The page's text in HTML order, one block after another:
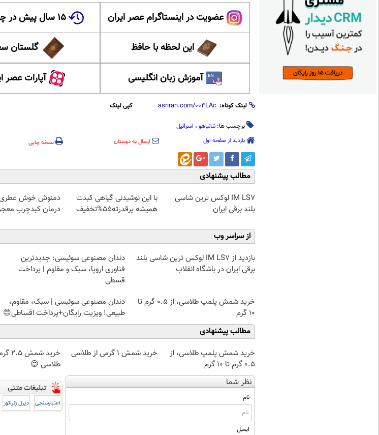
عضویت در اینستاگرام عصر ایران ۱۵ سال پیش در چنین روزی
این لحظه با حافظ گلستان
آموزش زبان انگلیسی آپارات عصر
لینک کوتاه: کپی لینک
برچسب ها: نتانیاهو ، اسرائیل
بازدید از صفحه اول ارسال به دوستان نسخه چاپی
مطالب پیشنهادی
IM LS7 لوکس ترین شاسی
بلند برقی ایران
با این نوشیدنی گیاهی کبدت
همیشه پرقدرته55%تخفیف
دمنوش خوش عطری
درمان کبدچرب
از سراسر وب
بازدید از IM LS7 لوکس ترین شاسی بلند
برقی ایران در باشگاه انقلاب
دندان مصنوعی سوئیسی: جدیدترین
فناوری اروپا، سبک و مقاوم | پرداخت
قسطی
خرید شمش پلمپ طلاسی، از ۰.۵ گرم تا
۱۰ گرم
دندان مصنوعی سوئیسی | سبک، مقاوم،
طبیعی! ویزیت رایگان+پرداخت اقساطی😍
مطالب پیشنهادی
خرید شمش پلمپ طلاسی، از
۰.۵ گرم تا ۱۰ گرم
خرید شمش 1 گرمی از طلاسی
خرید
طلاسی 😍
نظر شما
نام
ایمیل
اعتبارسنجی دیزل ژنراتور